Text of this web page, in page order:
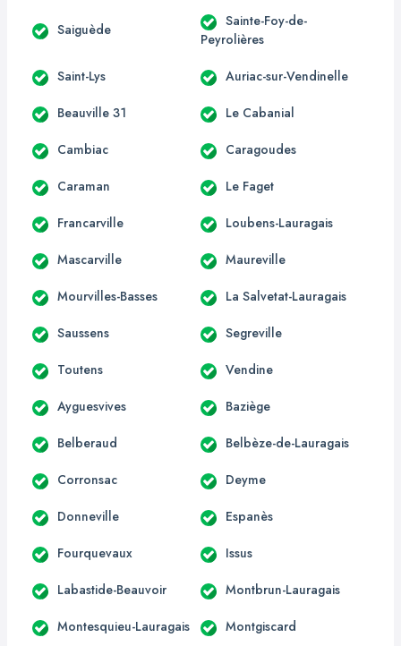
Saiguède
Sainte-Foy-de-
Peyrolières
Saint-Lys Auriac-sur-Vendinelle
Beauville 31 Le Cabanial
Cambiac Caragoudes
Caraman Le Faget
Francarville Loubens-Lauragais
Mascarville Maureville
Mourvilles-Basses La Salvetat-Lauragais
Saussens Segreville
Toutens Vendine
Ayguesvives Baziège
Belberaud Belbèze-de-Lauragais
Corronsac Deyme
Donneville Espanès
Fourquevaux Issus
Labastide-Beauvoir Montbrun-Lauragais
Montesquieu-Lauragais Montgiscard